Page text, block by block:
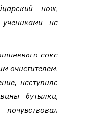
нож,
на
сока
очистителем.
наступило
бутылки,